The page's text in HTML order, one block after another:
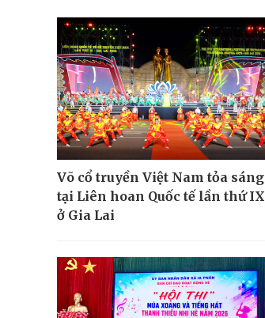
Võ cổ truyền Việt Nam tỏa sáng
tại Liên hoan Quốc tế lần thứ IX
ở Gia Lai